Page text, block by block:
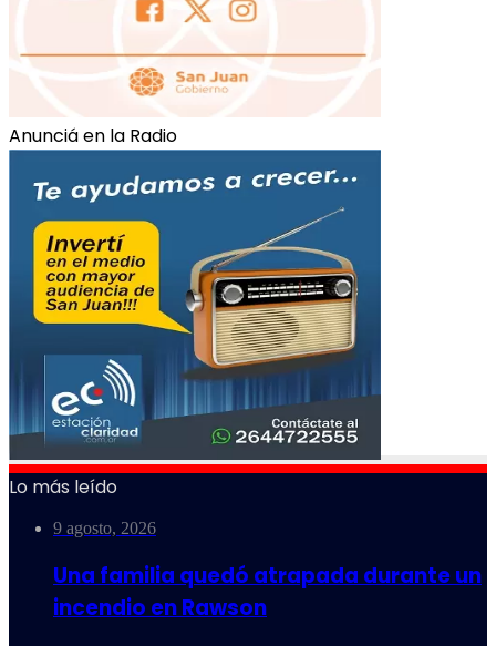
Anunciá en la Radio
Lo más leído
9 agosto, 2026
Una familia quedó atrapada durante un
incendio en Rawson